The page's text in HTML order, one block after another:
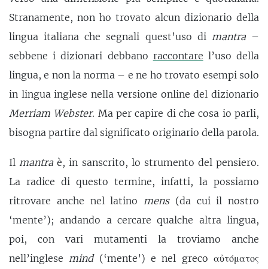
Stranamente, non ho trovato alcun dizionario della
lingua italiana che segnali quest’uso di mantra–
sebbene i dizionari debbano raccontare l’uso della
lingua, e non la norma – e ne ho trovato esempi solo
in lingua inglese nella versione online del dizionario
Merriam Webster. Ma per capire di che cosa io parli,
bisogna partire dal significato originario della parola.
Il mantraè, in sanscrito, lo strumento del pensiero.
La radice di questo termine, infatti, la possiamo
ritrovare anche nel latino mens(da cui il nostro
‘mente’); andando a cercare qualche altra lingua,
poi, con vari mutamenti la troviamo anche
nell’inglese mind(‘mente’) e nel greco αὐτόματος